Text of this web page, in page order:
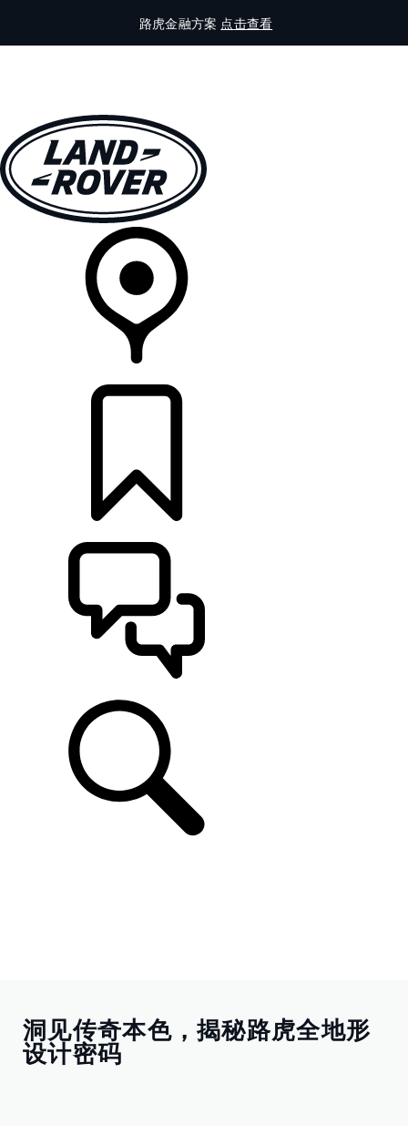
路虎金融方案 点击查看
洞见传奇本色，揭秘路虎全地形
设计密码